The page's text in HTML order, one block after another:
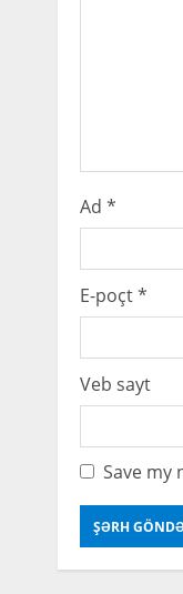
i
n
g
Ad *
E-poçt*
Veb sayt
Save my